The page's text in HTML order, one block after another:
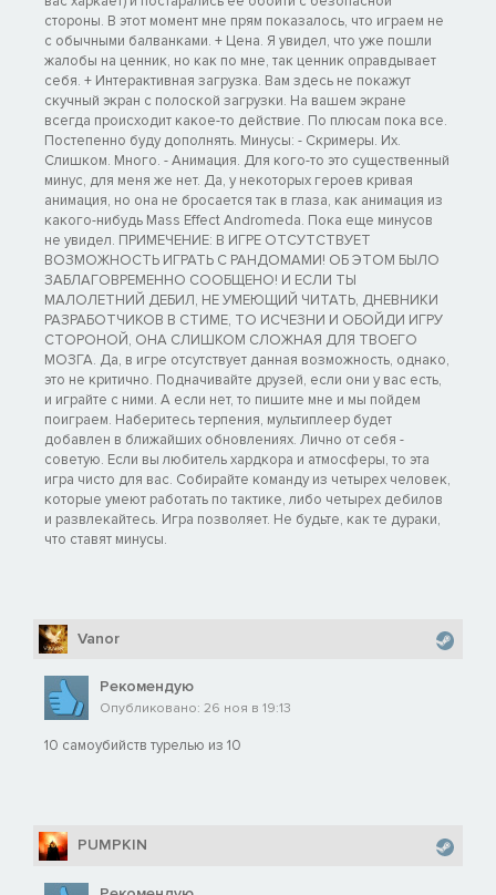
стороны. В этот момент мне прям показалось, что играем не
с обычными балванками. + Цена. Я увидел, что уже пошли
жалобы на ценник, но как по мне, так ценник оправдывает
себя. + Интерактивная загрузка. Вам здесь не покажут
скучный экран с полоской загрузки. На вашем экране
всегда происходит какое-то действие. По плюсам пока все.
Постепенно буду дополнять. Минусы: - Скримеры. Их.
Слишком. Много. - Анимация. Для кого-то это существенный
минус, для меня же нет. Да, у некоторых героев кривая
анимация, но она не бросается так в глаза, как анимация из
какого-нибудь Mass Effect Andromeda. Пока еще минусов
не увидел. ПРИМЕЧЕНИЕ: В ИГРЕ ОТСУТСТВУЕТ
ВОЗМОЖНОСТЬ ИГРАТЬ С РАНДОМАМИ! ОБ ЭТОМ БЫЛО
ЗАБЛАГОВРЕМЕННО СООБЩЕНО! И ЕСЛИ ТЫ
МАЛОЛЕТНИЙ ДЕБИЛ, НЕ УМЕЮЩИЙ ЧИТАТЬ, ДНЕВНИКИ
РАЗРАБОТЧИКОВ В СТИМЕ, ТО ИСЧЕЗНИ И ОБОЙДИ ИГРУ
СТОРОНОЙ, ОНА СЛИШКОМ СЛОЖНАЯ ДЛЯ ТВОЕГО
МОЗГА. Да, в игре отсутствует данная возможность, однако,
это не критично. Подначивайте друзей, если они у вас есть,
и играйте с ними. А если нет, то пишите мне и мы пойдем
поиграем. Наберитесь терпения, мультиплеер будет
добавлен в ближайших обновлениях. Лично от себя -
советую. Если вы любитель хардкора и атмосферы, то эта
игра чисто для вас. Собирайте команду из четырех человек,
которые умеют работать по тактике, либо четырех дебилов
и развлекайтесь. Игра позволяет. Не будьте, как те дураки,
что ставят минусы.
Vanor
Рекомендую
Опубликовано: 26 ноя в 19:13
10 самоубийств турелью из 10
PUMPKIN